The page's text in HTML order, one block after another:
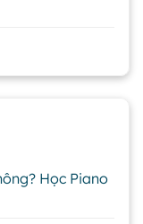
Học Piano